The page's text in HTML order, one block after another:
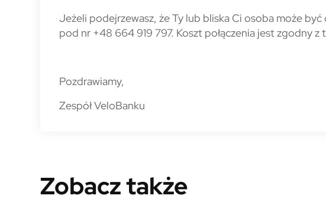
Jeżeli podejrzewasz, że Ty lub bliska Ci osoba może
pod nr +48 664 919 797. Koszt połączenia jest zgodny
Pozdrawiamy,
Zespół VeloBanku
Zobacz także